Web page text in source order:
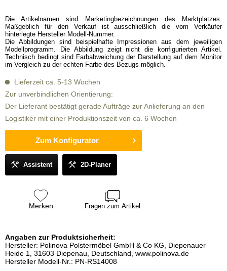
Die Artikelnamen sind Marketingbezeichnungen des Marktplatzes.
Maßgeblich für den Verkauf ist ausschließlich die vom Verkäufer
hinterlegte Hersteller Modell-Nummer.
Die Abbildungen sind beispielhafte Impressionen aus dem jeweiligen
Modellprogramm. Die Abbildung zeigt nicht die konfigurierten Artikel.
Technisch bedingt sind Farbabweichung der Darstellung auf dem Monitor
im Vergleich zu der echten Farbe des Bezugs möglich.
Lieferzeit ca. 5-13 Wochen
Zur unverbindlichen Orientierung:
Der Lieferant bestätigt gerade Aufträge zur Anlieferung an den
Logistiker mit einer Produktionszeit von ca. 6 Wochen
Zum Konfigurator
Assistent 2D-Planer
Merken Fragen zum Artikel
Angaben zur Produktsicherheit:
Hersteller: Polinova Polstermöbel GmbH & Co KG, Diepenauer
Heide 1, 31603 Diepenau, Deutschland, www.polinova.de
Hersteller Modell-Nr.: PN-RS14008